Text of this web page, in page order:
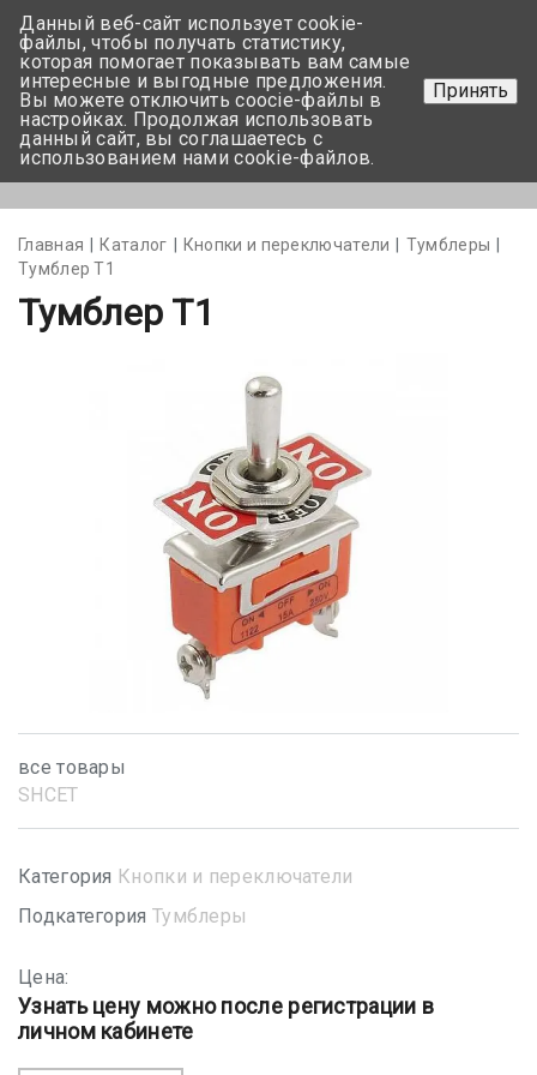
+375 17-350-99-56
+375 44-752-82-08
Задать вопрос
Главная Каталог Кнопки и переключатели
Тумблеры
Тумблер Т1
Тумблер Т1
все товары
SHСET
Категория Кнопки и переключатели
Подкатегория Тумблеры
Цена:
Узнать цену можно после регистрации в
личном кабинете
Данный веб-сайт использует cookie-
файлы, чтобы получать статистику,
которая помогает показывать вам самые
интересные и выгодные предложения.
Вы можете отключить coocie-файлы в
настройках. Продолжая использовать
данный сайт, вы соглашаетесь с
использованием нами cookie-файлов.
Принять